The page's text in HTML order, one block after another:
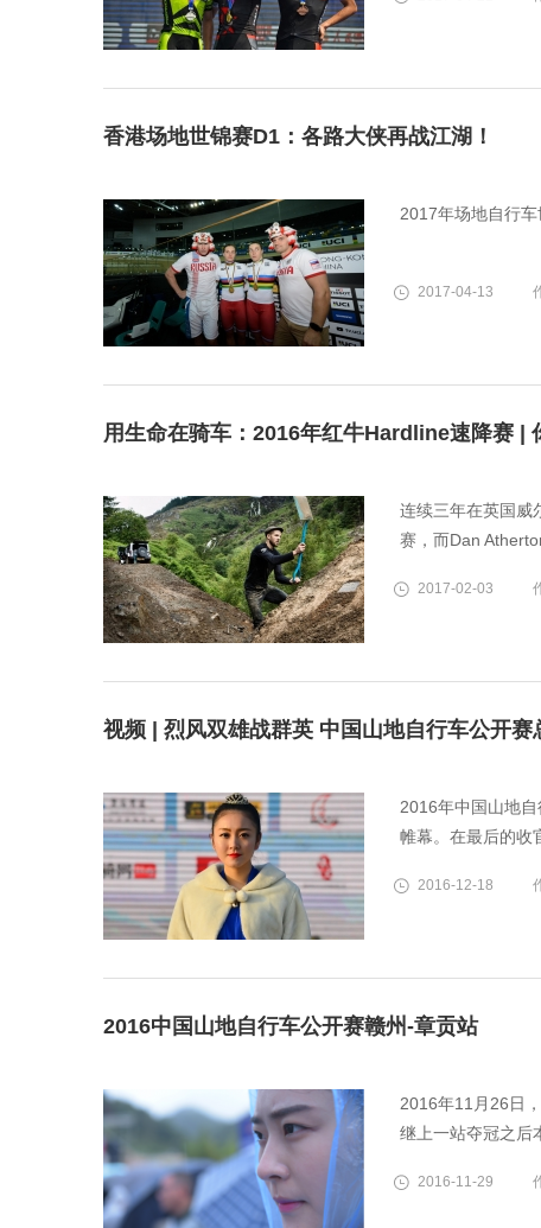
香港场地世锦赛D1：各路大侠再战江湖！
2017年场地自行
2017-04-13
用生命在骑车：2016年红牛Hardline速降赛 |
连续三年在英国威
赛，而Dan
2017-02-03
视频 | 烈风双雄战群英 中国山地自行车公开赛
2016年中国山地
帷幕。在最后的收
2016-12-18
2016中国山地自行车公开赛赣州-章贡站
2016年11月26日
继上一站夺冠之后
2016-11-29